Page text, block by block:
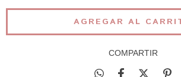
COMPARTIR